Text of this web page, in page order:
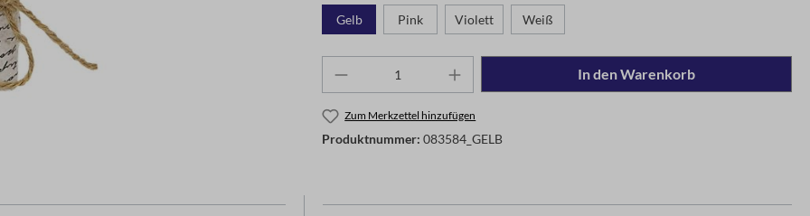
Gelb Pink Violett Weiß
In den Warenkorb
Zum Merkzettel hinzufügen
Produktnummer: 083584_GELB